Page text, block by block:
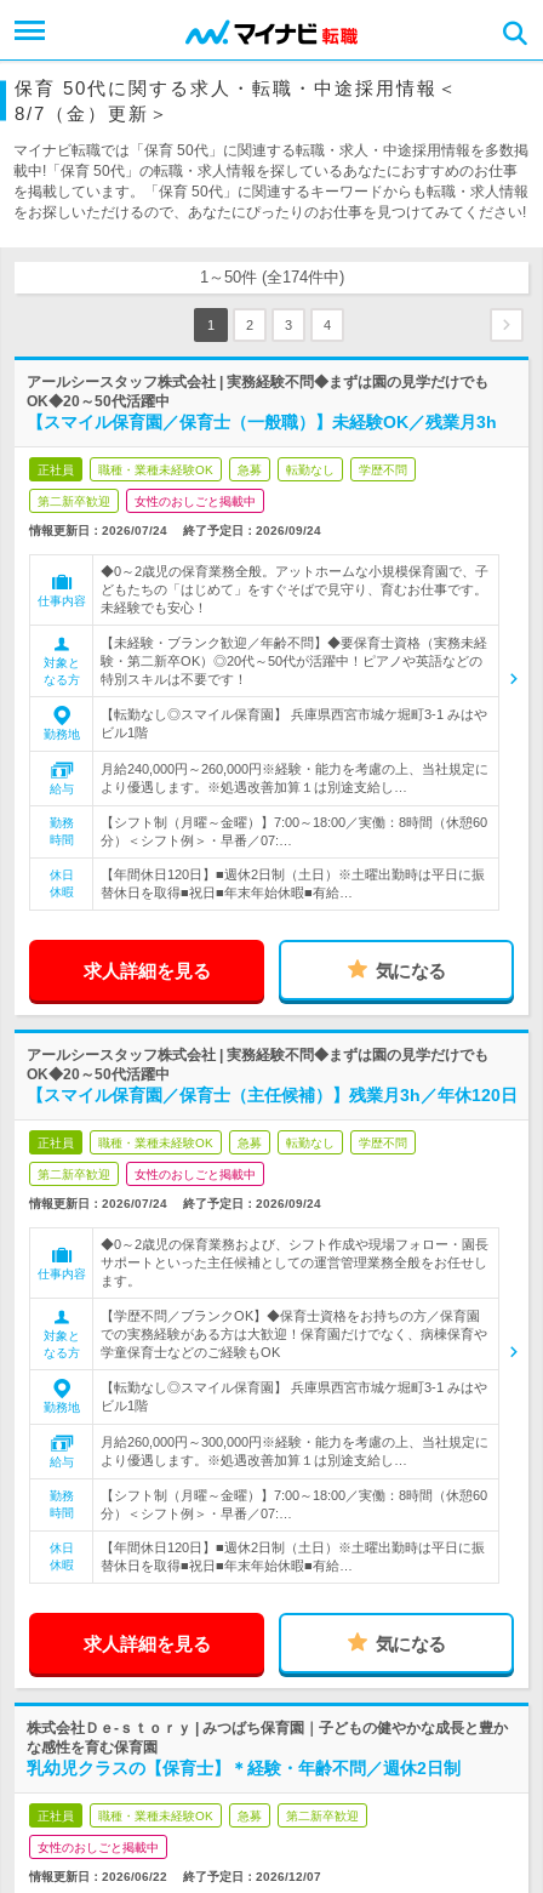
保育 50代に関する求人・転職・中途採用情報＜
8/7（金）更新＞
マイナビ転職では「保育 50代」に関連する転職・求人・中途採用情報を多数掲
載中!「保育 50代」の転職・求人情報を探しているあなたにおすすめのお仕事
を掲載しています。「保育 50代」に関連するキーワードからも転職・求人情報
をお探しいただけるので、あなたにぴったりのお仕事を見つけてみてください!
1～50件 (全174件中)
1 2 3 4
アールシースタッフ株式会社 | 実務経験不問◆まずは園の見学だけでも
OK◆20～50代活躍中
【スマイル保育園／保育士（一般職）】未経験OK／残業月3h
正社員 職種・業種未経験OK 急募 転勤なし 学歴不問
第二新卒歓迎 女性のおしごと掲載中
情報更新日：2026/07/24 終了予定日： 2026/09/24
仕事内容
◆0～2歳児の保育業務全般。アットホームな小規模保育園で、子
どもたちの「はじめて」をすぐそばで見守り、育むお仕事です。
未経験でも安心！
対象と
なる方
【未経験・ブランク歓迎／年齢不問】◆要保育士資格（実務未経
験・第二新卒OK）◎20代～50代が活躍中！ピアノや英語などの
特別スキルは不要です！
勤務地
【転勤なし◎スマイル保育園】 兵庫県西宮市城ケ堀町3-1 みはや
ビル1階
給与
月給240,000円～260,000円※経験・能力を考慮の上、当社規定に
より優遇します。※処遇改善加算１は別途支給し…
勤務
時間
【シフト制（月曜～金曜）】7:00～18:00／実働：8時間（休憩60
分）＜シフト例＞・早番／07:…
休日
休暇
【年間休日120日】■週休2日制（土日）※土曜出勤時は平日に振
替休日を取得■祝日■年末年始休暇■有給…
求人詳細を見る 気になる
アールシースタッフ株式会社 | 実務経験不問◆まずは園の見学だけでも
OK◆20～50代活躍中
【スマイル保育園／保育士（主任候補）】残業月3h／年休120日
正社員 職種・業種未経験OK 急募 転勤なし 学歴不問
第二新卒歓迎 女性のおしごと掲載中
情報更新日：2026/07/24 終了予定日： 2026/09/24
仕事内容
◆0～2歳児の保育業務および、シフト作成や現場フォロー・園長
サポートといった主任候補としての運営管理業務全般をお任せし
ます。
対象と
なる方
【学歴不問／ブランクOK】◆保育士資格をお持ちの方／保育園
での実務経験がある方は大歓迎！保育園だけでなく、病棟保育や
学童保育士などのご経験もOK
勤務地
【転勤なし◎スマイル保育園】 兵庫県西宮市城ケ堀町3-1 みはや
ビル1階
給与
月給260,000円～300,000円※経験・能力を考慮の上、当社規定に
より優遇します。※処遇改善加算１は別途支給し…
勤務
時間
【シフト制（月曜～金曜）】7:00～18:00／実働：8時間（休憩60
分）＜シフト例＞・早番／07:…
休日
休暇
【年間休日120日】■週休2日制（土日）※土曜出勤時は平日に振
替休日を取得■祝日■年末年始休暇■有給…
求人詳細を見る 気になる
株式会社Ｄｅ-ｓｔｏｒｙ | みつばち保育園｜子どもの健やかな成長と豊か
な感性を育む保育園
乳幼児クラスの【保育士】＊経験・年齢不問／週休2日制
正社員 職種・業種未経験OK 急募 第二新卒歓迎
女性のおしごと掲載中
情報更新日：2026/06/22 終了予定日： 2026/12/07